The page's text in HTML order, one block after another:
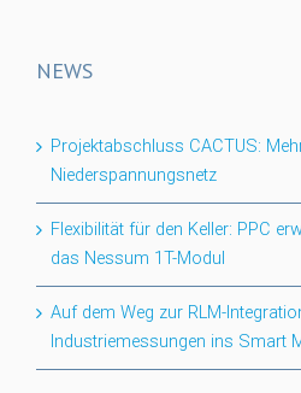
NEWS
Projektabschluss CACTUS:
Niederspannungsnetz
Flexibilität für den Keller: PPC
das Nessum 1T-Modul
Auf dem Weg zur RLM-
Industriemessungen ins Smart